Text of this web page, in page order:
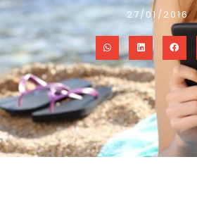
27/01/2016